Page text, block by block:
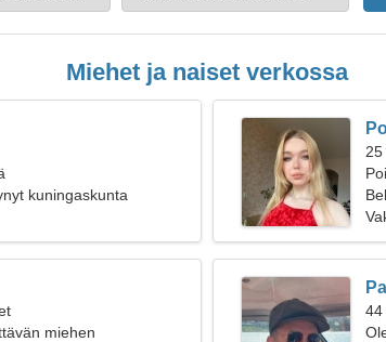
Miehet ja naiset verkossa
kuningaskunta
miehen
44